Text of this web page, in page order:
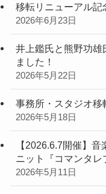
移転リニューアル
2026年6月23日
井上鑑氏と熊野功雄
ました！
2026年5月22日
事務所・スタジオ移
2026年5月18日
【2026.6.7開催】
ニット『コマンタレ
2026年5月11日